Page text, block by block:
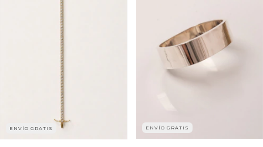
ENVÍO GRATIS ENVÍO GRATIS